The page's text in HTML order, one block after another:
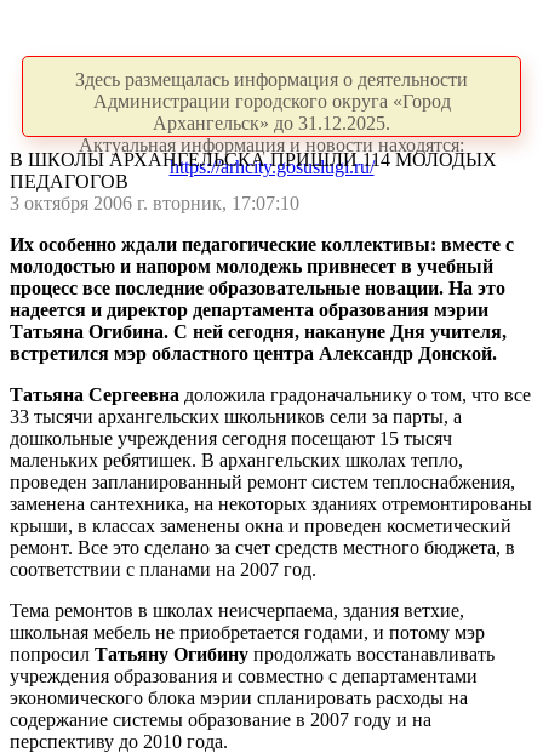
Здесь размещалась информация о деятельности
Администрации городского округа «Город
Архангельск» до 31.12.2025.
Актуальная информация и новости находятся:
https://arhcity.gosuslugi.ru/
В ШКОЛЫ АРХАНГЕЛЬСКА ПРИШЛИ 114 МОЛОДЫХ
ПЕДАГОГОВ
3 октября 2006 г. вторник, 17:07:10
Их особенно ждали педагогические коллективы: вместе с
молодостью и напором молодежь привнесет в учебный
процесс все последние образовательные новации. На это
надеется и директор департамента образования мэрии
Татьяна Огибина. С ней сегодня, накануне Дня учителя,
встретился мэр областного центра Александр Донской.
Татьяна Сергеевна доложила градоначальнику о том, что все
33 тысячи архангельских школьников сели за парты, а
дошкольные учреждения сегодня посещают 15 тысяч
маленьких ребятишек. В архангельских школах тепло,
проведен запланированный ремонт систем теплоснабжения,
заменена сантехника, на некоторых зданиях отремонтированы
крыши, в классах заменены окна и проведен косметический
ремонт. Все это сделано за счет средств местного бюджета, в
соответствии с планами на 2007 год.
Тема ремонтов в школах неисчерпаема, здания ветхие,
школьная мебель не приобретается годами, и потому мэр
попросил Татьяну Огибину продолжать восстанавливать
учреждения образования и совместно с департаментами
экономического блока мэрии спланировать расходы на
содержание системы образование в 2007 году и на
перспективу до 2010 года.